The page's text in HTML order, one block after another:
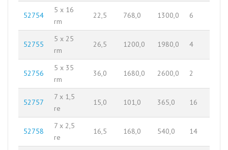
52754
5 x 16
rm
22,5 768,0 1300,0 6
52755
5 x 25
rm
26,5 1200,0 1980,0 4
52756
5 x 35
rm
36,0 1680,0 2600,0 2
52757
7 x 1,5
re
15,0 101,0 365,0 16
52758
7 x 2,5
re
16,5 168,0 540,0 14